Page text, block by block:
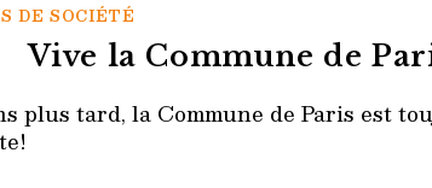
DE SOCIÉTÉ
Vive la Commune de
plus tard, la Commune de Paris est